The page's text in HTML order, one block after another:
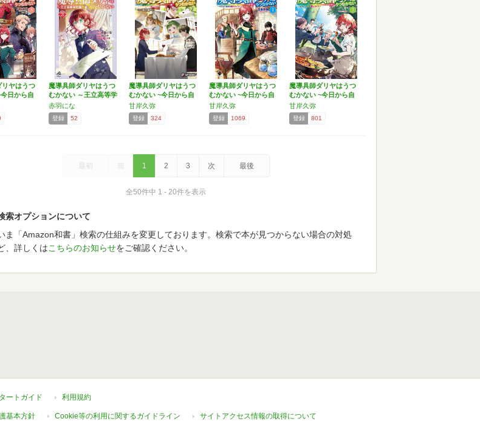
リヤはうつ
日から自
魔導具師ダリヤはうつ
むかない ～王立高等学
院…
赤羽にな
登録 52
魔導具師ダリヤはうつ
むかない ~今日から自
由…
甘岸久弥
登録 324
魔導具師ダリヤはうつ
むかない ~今日から自
由…
甘岸久弥
登録 1069
魔導具師ダリヤはうつ
むかない ~今日から自
由…
甘岸久弥
登録 801
最初 前 1 2 3 次 最後
全50件中 1 - 20件を表示
索オプションについて
ま「Amazon和書」検索の仕組みを変更しております。検索で本が見つからない場合の対処
、詳しくはこちらのお知らせをご確認ください。
ートガイド 利用規約
基本方針 Cookie等の利用に関するガイドライン サイトアクセス情報の取得について